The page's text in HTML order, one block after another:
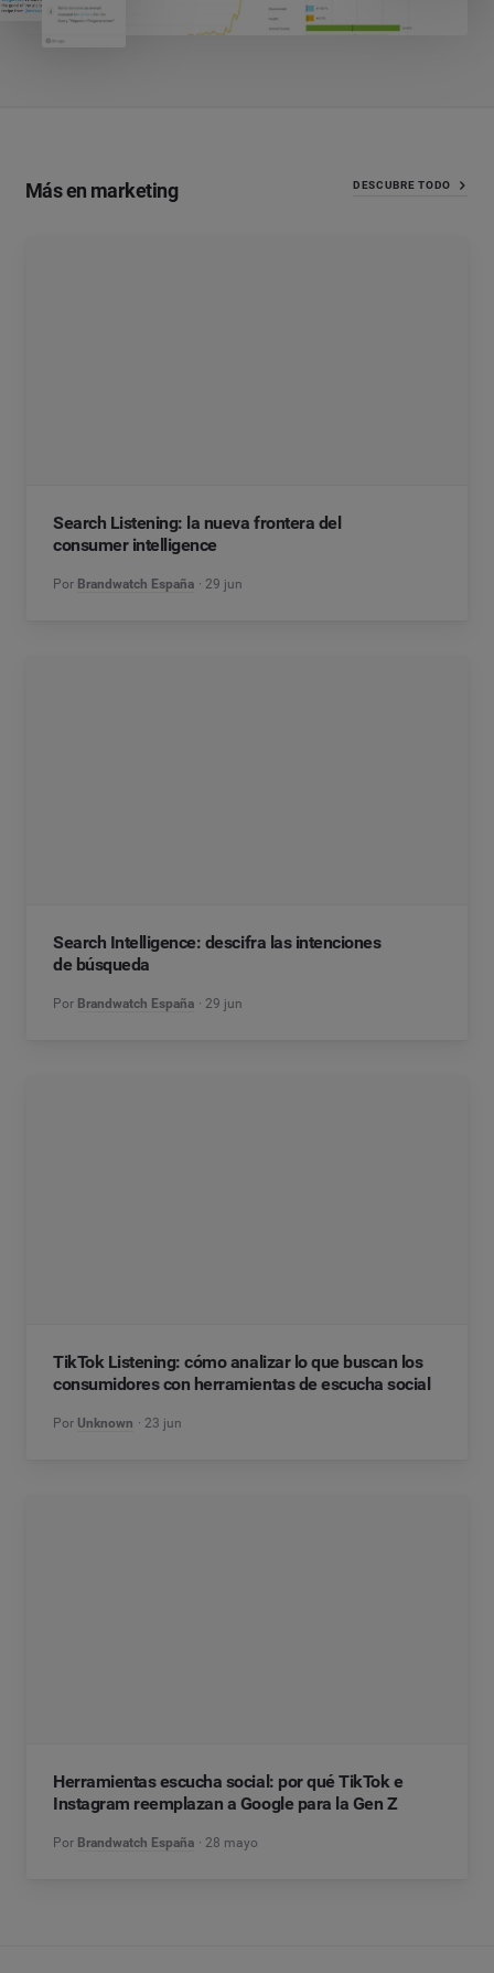
Más en marketing DESCUBRE TODO
Search Listening: la nueva frontera del
consumer intelligence
Por Brandwatch España 29 jun
Search Intelligence: descifra las intenciones
de búsqueda
Por Brandwatch España 29 jun
TikTok Listening: cómo analizar lo que buscan los
consumidores con herramientas de escucha social
Por Unknown 23 jun
Herramientas escucha social: por qué TikTok e
Instagram reemplazan a Google para la Gen Z
Por Brandwatch España 28 mayo